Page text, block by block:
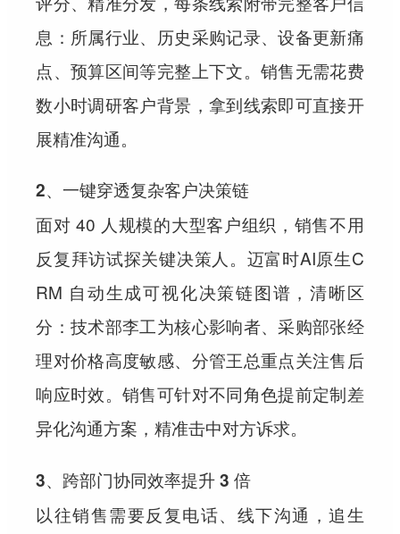
息：所属行业、历史采购记录、设备更新痛
点、预算区间等完整上下文。销售无需花费
数小时调研客户背景，拿到线索即可直接开
展精准沟通。
2、一键穿透复杂客户决策链
面对 40 人规模的大型客户组织，销售不用
反复拜访试探关键决策人。迈富时AI原生C
RM 自动生成可视化决策链图谱，清晰区
分：技术部李工为核心影响者、采购部张经
理对价格高度敏感、分管王总重点关注售后
响应时效。销售可针对不同角色提前定制差
异化沟通方案，精准击中对方诉求。
3、跨部门协同效率提升 3 倍
以往销售需要反复电话、线下沟通，追生